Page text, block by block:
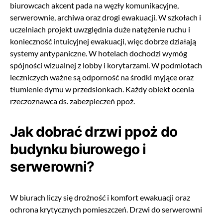
biurowcach akcent pada na węzły komunikacyjne,
serwerownie, archiwa oraz drogi ewakuacji. W szkołach i
uczelniach projekt uwzględnia duże natężenie ruchu i
konieczność intuicyjnej ewakuacji, więc dobrze działają
systemy antypaniczne. W hotelach dochodzi wymóg
spójności wizualnej z lobby i korytarzami. W podmiotach
leczniczych ważne są odporność na środki myjące oraz
tłumienie dymu w przedsionkach. Każdy obiekt ocenia
rzeczoznawca ds. zabezpieczeń ppoż.
Jak dobrać drzwi ppoż do
budynku biurowego i
serwerowni?
W biurach liczy się drożność i komfort ewakuacji oraz
ochrona krytycznych pomieszczeń. Drzwi do serwerowni